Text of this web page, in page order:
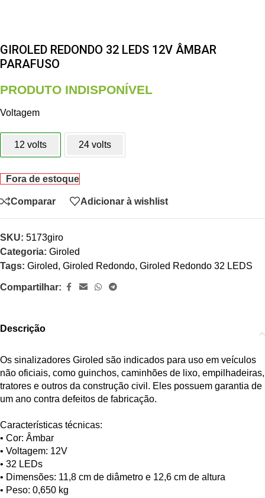
GIROLED REDONDO 32 LEDS 12V ÂMBAR
PARAFUSO
PRODUTO INDISPONÍVEL
Voltagem
12 volts 24 volts
Fora de estoque
Comparar Adicionar à wishlist
SKU: 5173giro
Categoria: Giroled
Tags: Giroled, Giroled Redondo, Giroled Redondo 32 LEDS
Compartilhar:
Descrição
Os sinalizadores Giroled são indicados para uso em veículos
não oficiais, como guinchos, caminhões de lixo, empilhadeiras,
tratores e outros da construção civil. Eles possuem garantia de
um ano contra defeitos de fabricação.
Características técnicas:
• Cor: Âmbar
• Voltagem: 12V
• 32 LEDs
• Dimensões: 11,8 cm de diâmetro e 12,6 cm de altura
• Peso: 0,650 kg